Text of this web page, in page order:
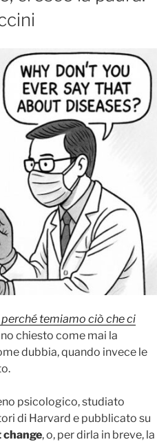
temiamo ciò che ci
chiesto come mai la
dubbia, quando invece le
psicologico, studiato
di Harvard e pubblicato su
, o, per dirla in breve, la